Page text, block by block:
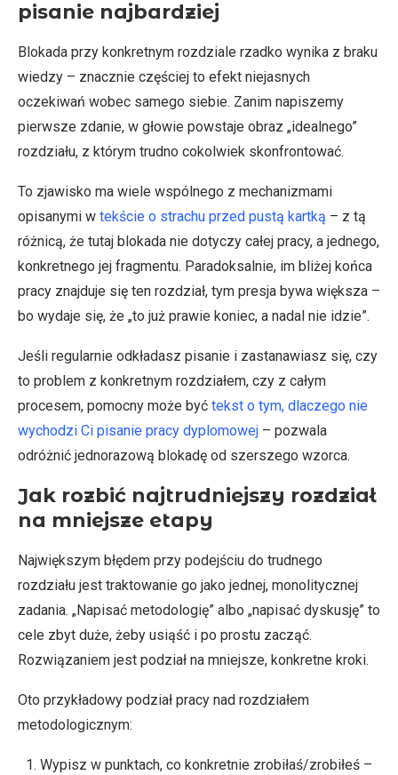
pisanie najbardziej
Blokada przy konkretnym rozdziale rzadko wynika z braku
wiedzy – znacznie częściej to efekt niejasnych
oczekiwań wobec samego siebie. Zanim napiszemy
pierwsze zdanie, w głowie powstaje obraz „idealnego”
rozdziału, z którym trudno cokolwiek skonfrontować.
To zjawisko ma wiele wspólnego z mechanizmami
opisanymi w tekście o strachu przed pustą kartką – z tą
różnicą, że tutaj blokada nie dotyczy całej pracy, a jednego,
konkretnego jej fragmentu. Paradoksalnie, im bliżej końca
pracy znajduje się ten rozdział, tym presja bywa większa –
bo wydaje się, że „to już prawie koniec, a nadal nie idzie”.
Jeśli regularnie odkładasz pisanie i zastanawiasz się, czy
to problem z konkretnym rozdziałem, czy z całym
procesem, pomocny może być tekst o tym, dlaczego nie
wychodzi Ci pisanie pracy dyplomowej – pozwala
odróżnić jednorazową blokadę od szerszego wzorca.
Jak rozbić najtrudniejszy rozdział
na mniejsze etapy
Największym błędem przy podejściu do trudnego
rozdziału jest traktowanie go jako jednej, monolitycznej
zadania. „Napisać metodologię” albo „napisać dyskusję” to
cele zbyt duże, żeby usiąść i po prostu zacząć.
Rozwiązaniem jest podział na mniejsze, konkretne kroki.
Oto przykładowy podział pracy nad rozdziałem
metodologicznym:
Wypisz w punktach, co konkretnie zrobiłaś/zrobiłeś –